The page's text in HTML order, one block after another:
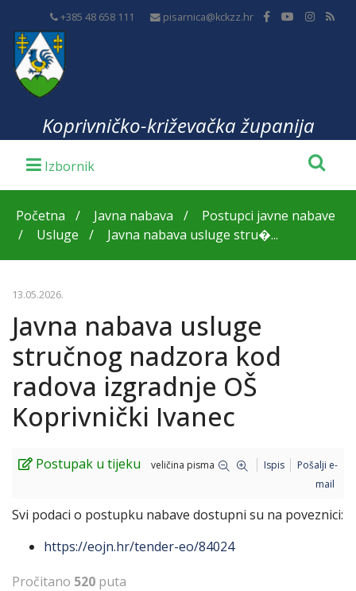
+385 48 658 111 pisarnica@kckzz.hr
Koprivničko-križevačka županija
Početna Javna nabava
Postupci javne nabave
Usluge
Javna nabava usluge stru�...
13.05.2026.
Javna nabava usluge
stručnog nadzora kod
radova izgradnje OŠ
Koprivnički Ivanec
Postupak u tijeku veličina pisma Ispis
Pošalji e-
mail
Svi podaci o postupku nabave dostupni su na poveznici:
https://eojn.hr/tender-eo/84024
Pročitano 520 puta